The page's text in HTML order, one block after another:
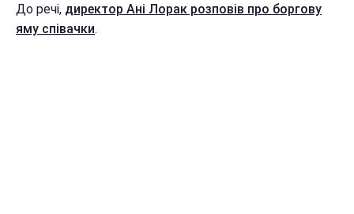
До речі, директор Ані Лорак розповів про боргову
яму співачки.